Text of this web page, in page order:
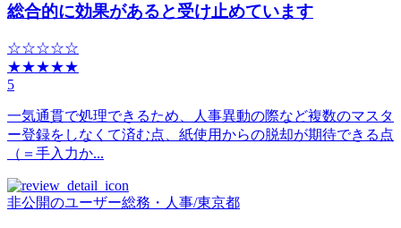
総合的に効果があると受け止めています
☆☆☆☆☆
★★★★★
5
一気通貫で処理できるため、人事異動の際など複数のマスタ
ー登録をしなくて済む点、紙使用からの脱却が期待できる点
（＝手入力か...
非公開のユーザー総務・人事/東京都